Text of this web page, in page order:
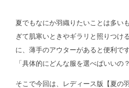
夏でもなにか羽織りたいことは多い
ぎて肌寒いときやギラリと照りつけ
に、薄手のアウターがあると便利で
「具体的にどんな服を選べばいいの
そこで今回は、レディース版【夏の